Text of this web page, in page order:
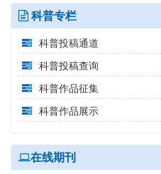
科普专栏
科普投稿通道
科普投稿查询
科普作品征集
科普作品展示
在线期刊